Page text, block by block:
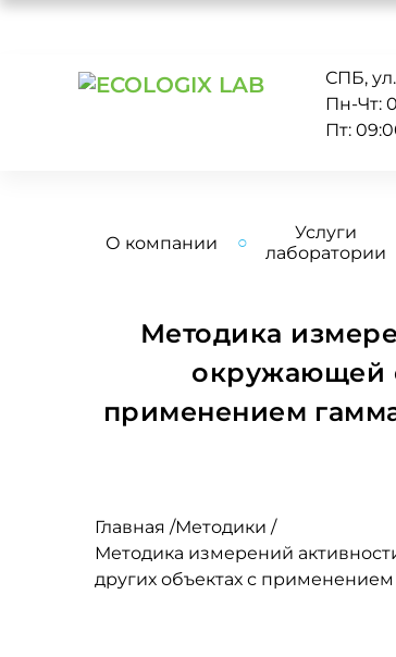
СПБ,
Пн-Чт:
Пт:
О компании
Услуги
лаборатории
Методика
окружающей
применением
Главная /Методики /
Методика измерений
других объектах с